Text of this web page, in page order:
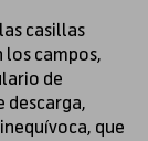
casillas
los campos,
de
descarga,
que